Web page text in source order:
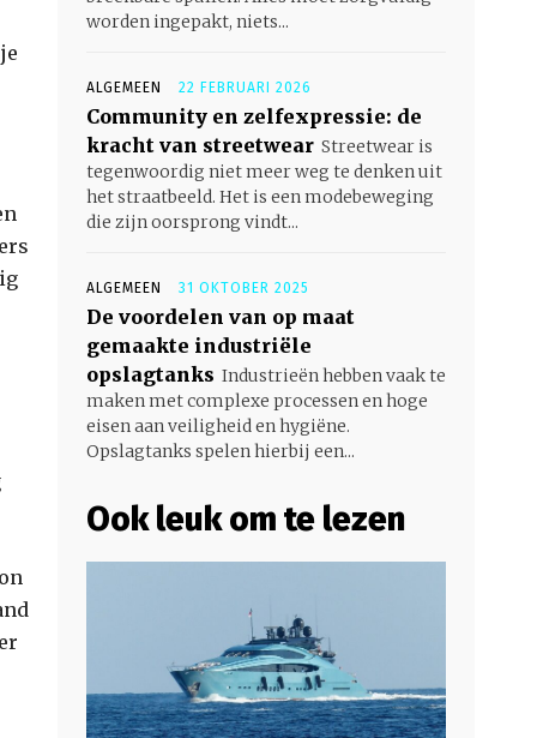
worden ingepakt, niets...
ALGEMEEN 22 FEBRUARI 2026
Community en zelfexpressie: de
kracht van streetwear Streetwear is
tegenwoordig niet meer weg te denken uit
het straatbeeld. Het is een modebeweging
die zijn oorsprong vindt...
ALGEMEEN 31 OKTOBER 2025
De voordelen van op maat
gemaakte industriële
opslagtanks Industrieën hebben vaak te
maken met complexe processen en hoge
eisen aan veiligheid en hygiëne.
Opslagtanks spelen hierbij een...
Ook leuk om te lezen